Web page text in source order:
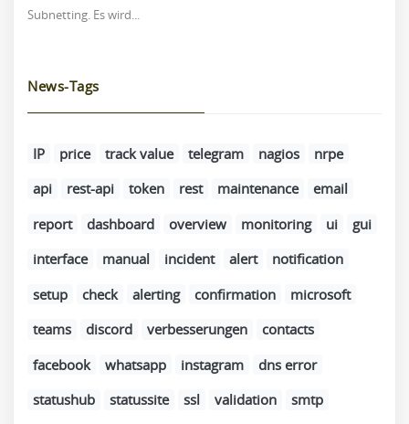
Subnetting. Es wird...
News-Tags
IP price track value telegram nagios
nrpe
api
rest-api token rest maintenance
email
report
dashboard overview monitoring ui
gui
interface
manual incident alert
notification
setup
check alerting confirmation
microsoft
teams
discord verbesserungen
contacts
facebook
whatsapp instagram
dns error
statushub
statussite ssl validation
smtp